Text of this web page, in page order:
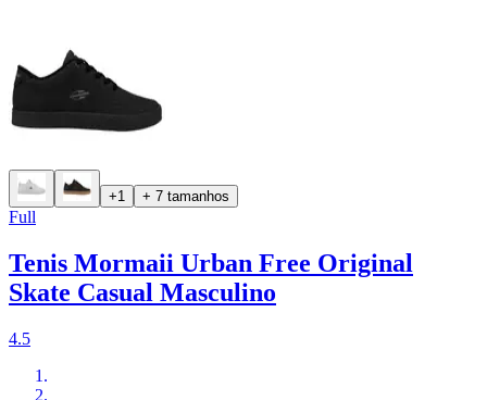
+1 + 7 tamanhos
Full
Tenis Mormaii Urban Free Original
Skate Casual Masculino
4.5